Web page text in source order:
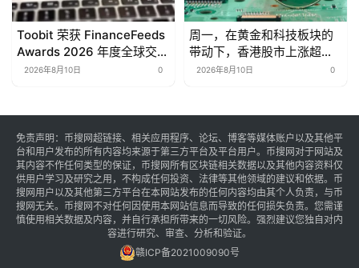
Toobit 荣获 FinanceFeeds
Awards 2026 年度全球交易
所大奖
2026年8月10日 0
周一，在黄金和科技板块的
带动下，香港股市上涨超过
1%。
2026年8月10日 0
免责声明：币搜网超链接、相关应用程序、论坛、博客等媒体账户以及其他平
台和用户发布的所有内容均来源于第三方平台及平台用户。币搜网对于网站及
其内容不作任何类型的保证，币搜网所有区块链相关数据以及其他内容资料仅
供用户学习及研究之用，不构成任何投资、法律等其他领域的建议和依据。币
搜网用户以及其他第三方平台在本网站发布的任何内容均由其个人负责，与币
搜网无关。币搜网不对任何因使用本网站信息而导致的任何损失负责。您需谨
慎使用相关数据及内容，并自行承担所带来的一切风险。强烈建议您独自对内
容进行研究、审查、分析和验证。
赣ICP备2021009090号